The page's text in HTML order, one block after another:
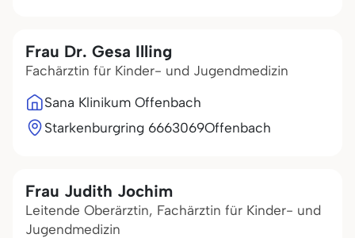
Frau Dr. Gesa Illing
Fachärztin für Kinder- und Jugendmedizin
Sana Klinikum Offenbach
Starkenburgring 6663069Offenbach
Frau Judith Jochim
Leitende Oberärztin, Fachärztin für Kinder- und
Jugendmedizin